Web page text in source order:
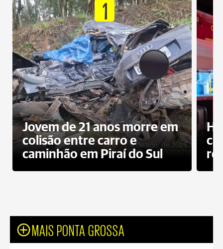
1
Jovem de 21 anos morre em
colisão entre carro e
caminhão em Piraí do Sul
MAIS PONTA GROSSA